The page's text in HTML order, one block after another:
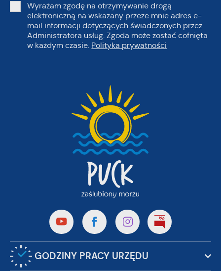
Wyrażam zgodę na otrzymywanie drogą
elektroniczną na wskazany przeze mnie adres e-
mail informacji dotyczących świadczonych przez
Administratora usług. Zgoda może zostać cofnięta
w każdym czasie. Polityka prywatności
GODZINY PRACY URZĘDU